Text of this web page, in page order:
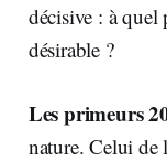
décisive : à
désirable ?
Les primeurs
nature. Celui de